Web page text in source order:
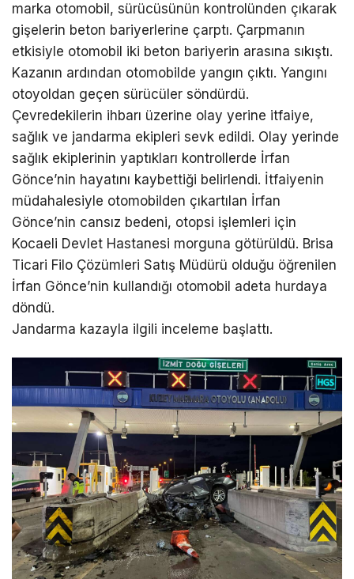
marka otomobil, sürücüsünün kontrolünden çıkarak
gişelerin beton bariyerlerine çarptı. Çarpmanın
etkisiyle otomobil iki beton bariyerin arasına sıkıştı.
Kazanın ardından otomobilde yangın çıktı. Yangını
otoyoldan geçen sürücüler söndürdü.
Çevredekilerin ihbarı üzerine olay yerine itfaiye,
sağlık ve jandarma ekipleri sevk edildi. Olay yerinde
sağlık ekiplerinin yaptıkları kontrollerde İrfan
Gönce’nin hayatını kaybettiği belirlendi. İtfaiyenin
müdahalesiyle otomobilden çıkartılan İrfan
Gönce’nin cansız bedeni, otopsi işlemleri için
Kocaeli Devlet Hastanesi morguna götürüldü. Brisa
Ticari Filo Çözümleri Satış Müdürü olduğu öğrenilen
İrfan Gönce’nin kullandığı otomobil adeta hurdaya
döndü.
Jandarma kazayla ilgili inceleme başlattı.